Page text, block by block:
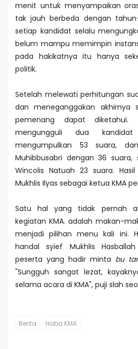
menit untuk menyampaikan
tak jauh berbeda dengan
setiap kandidat selalu
belum mampu memimpin
pada hakikatnya itu hanya
politik.
Setelah melewati perhitungan
dan meneganggakan akhirnya
pemenang dapat diketahui.
mengungguli dua
mengumpulkan 53 suara,
Muhibbusabri dengan 36 suara,
Wincolis Natuah 23 suara.
Mukhlis Ilyas sebagai ketua KMA
Satu hal yang tidak pernah
kegiatan KMA. adalah makan-
menjadi pilihan menu kali ini.
handal syief Mukhlis
peserta yang hadir minta bu
"Sungguh sangat lezat,
selama acara di KMA", puji slah
Berita Haba KMA